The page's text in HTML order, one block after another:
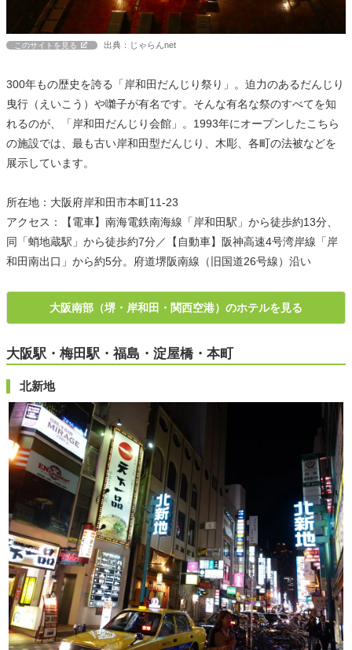
このサイトを見る 出典：じゃらんnet
300年もの歴史を誇る「岸和田だんじり祭り」。迫力のあるだんじり
曳行（えいこう）や囃子が有名です。そんな有名な祭のすべてを知
れるのが、「岸和田だんじり会館」。1993年にオープンしたこちら
の施設では、最も古い岸和田型だんじり、木彫、各町の法被などを
展示しています。
所在地：大阪府岸和田市本町11-23
アクセス：【電車】南海電鉄南海線「岸和田駅」から徒歩約13分、
同「蛸地蔵駅」から徒歩約7分／【自動車】阪神高速4号湾岸線「岸
和田南出口」から約5分。府道堺阪南線（旧国道26号線）沿い
大阪南部（堺・岸和田・関西空港）のホテルを見る
大阪駅・梅田駅・福島・淀屋橋・本町
北新地